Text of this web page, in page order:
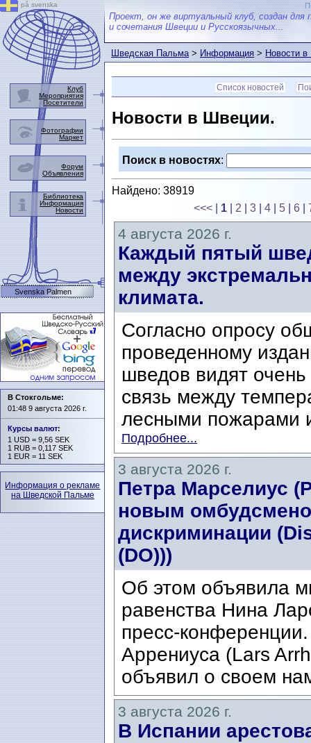
Проект, он же виртуальный клуб, создан для
и сочетания Швеции и Русскоязычных...
Шведская Пальма>Информация>Новости
Список новостей
Новости в Швеции.
Поиск в новостях:
Найдено: 38919
<<<
1 2 3 4 5 6
4 августа 2026 г.
Каждый пятый
между
климата.
Согласно опросу
проведенному
шведов видят
связь между
лесными пожарами
Подробнее...
3 августа 2026 г.
Петра Марселиус
новым
дискриминации
(DO)))
Об этом объявила
равенства Нина
пресс-
Аррениуса (Lars
объявил о своем
3 августа 2026 г.
В Испании
på svenska
Клуб
Мероприятия
Посетители
Фотографии
Маркет
Форум
Объявления
Библиотека
Информация
Новости
Svenska Palmen
В Стокгольме:
01:48 9 августа 2026 г.
Курсы валют:
1 USD = 9,56 SEK
1 RUB = 0,117 SEK
1 EUR = 11 SEK
Информация о рекламе
на Шведской Пальме